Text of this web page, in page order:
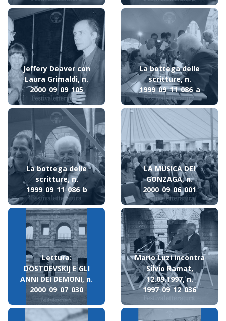
Jeffery Deaver con
Laura Grimaldi, n.
2000_09_09_105
La bottega delle
scritture, n.
1999_09_11_086_a
La bottega delle
scritture, n.
1999_09_11_086_b
LA MUSICA DEI
GONZAGA, n.
2000_09_06_001
Lettura:
DOSTOEVSKIJ E GLI
ANNI DEI DEMONI, n.
2000_09_07_030
Mario Luzi incontra
Silvio Ramat,
12.09.1997, n.
1997_09_12_036